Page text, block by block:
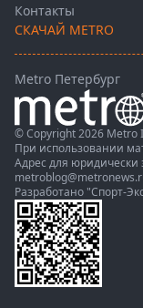
Контакты
СКАЧАЙ METRO
Metro Петербург
© Copyright 2026 Metro
При использовании
Адрес для
Разработано "Спорт-